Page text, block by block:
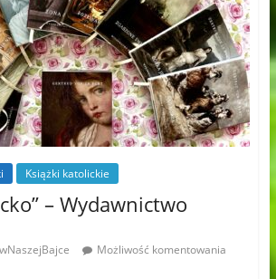
Książki katolickie
– Wydawnictwo
wNaszejBajce
Możliwość komentowania